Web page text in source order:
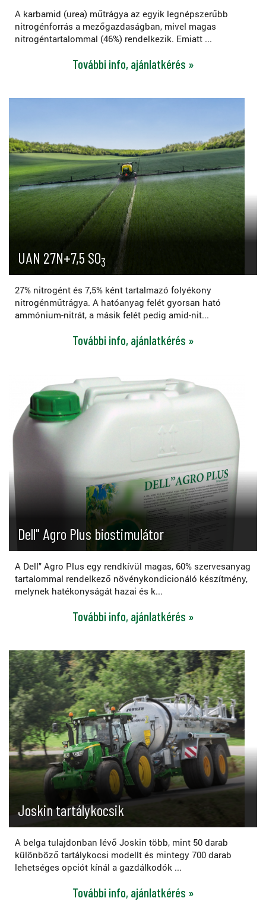
A karbamid (urea) műtrágya az egyik legnépszerűbb
nitrogénforrás a mezőgazdaságban, mivel magas
nitrogéntartalommal (46%) rendelkezik. Emiatt ...
További info, ajánlatkérés »
UAN 27N+7,5 SO3
27% nitrogént és 7,5% ként tartalmazó folyékony
nitrogénműtrágya. A hatóanyag felét gyorsan ható
ammónium-nitrát, a másik felét pedig amid-nit...
További info, ajánlatkérés »
Dell" Agro Plus biostimulátor
A Dell" Agro Plus egy rendkívül magas, 60% szervesanyag
tartalommal rendelkező növénykondicionáló készítmény,
melynek hatékonyságát hazai és k...
További info, ajánlatkérés »
Joskin tartálykocsik
A belga tulajdonban lévő Joskin több, mint 50 darab
különböző tartálykocsi modellt és mintegy 700 darab
lehetséges opciót kínál a gazdálkodók ...
További info, ajánlatkérés »